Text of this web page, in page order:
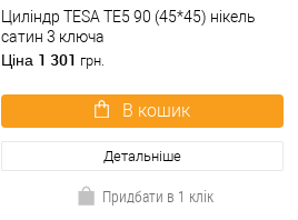
Циліндр TESA TE5 90 (45*45) нікель
сатин 3 ключа
Ціна 1 301 грн.
В кошик
Детальніше
Придбати в 1 клік